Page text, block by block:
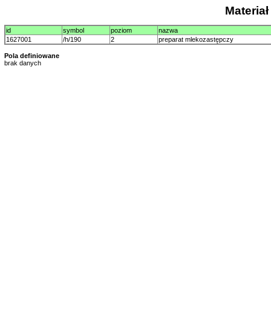
id symbol poziom
nazwa
1627001
/h/190 2 preparat mlekozastępczy
Pola definiowane
brak danych